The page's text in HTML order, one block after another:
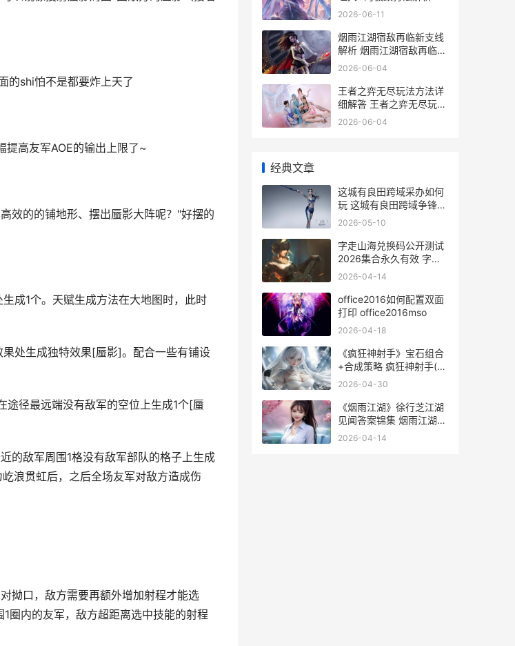
shi怕不是都要炸上天了
提高友军AOE的输出上限了~
效的的铺地形、摆出蜃影大阵呢？"好摆的
成1个。天赋生成方法在大地图时，此时
处生成独特效果[蜃影]。配合一些有铺设
途径最远端没有敌军的空位上生成1个[蜃
的敌军周围1格没有敌军部队的格子上生成
浪贯虹后，之后全场友军对敌方造成伤
拗口，敌方需要再额外增加射程才能选
圈内的友军，敌方超距离选中技能的射程
2026-06-11
烟雨江湖宿敌再临新支线
解析 烟雨江湖宿敌再临怎
么触发
2026-06-04
王者之弈无尽玩法方法详
细解答 王者之弈无尽玩法
介绍
2026-06-04
经典文章
这城有良田跨域采办如何
玩 这城有良田跨域争锋最
新攻略
2026-05-10
字走山海兑换码公开测试
2026集合永久有效 字走
山海兑换码2026
2026-04-14
office2016如何配置双面
打印 office2016mso
2026-04-18
《疯狂神射手》宝石组合
+合成策略 疯狂神射手(无
限钻石)
2026-04-30
《烟雨江湖》徐行芝江湖
见闻答案锦集 烟雨江湖徐
猛多久刷新
2026-04-14